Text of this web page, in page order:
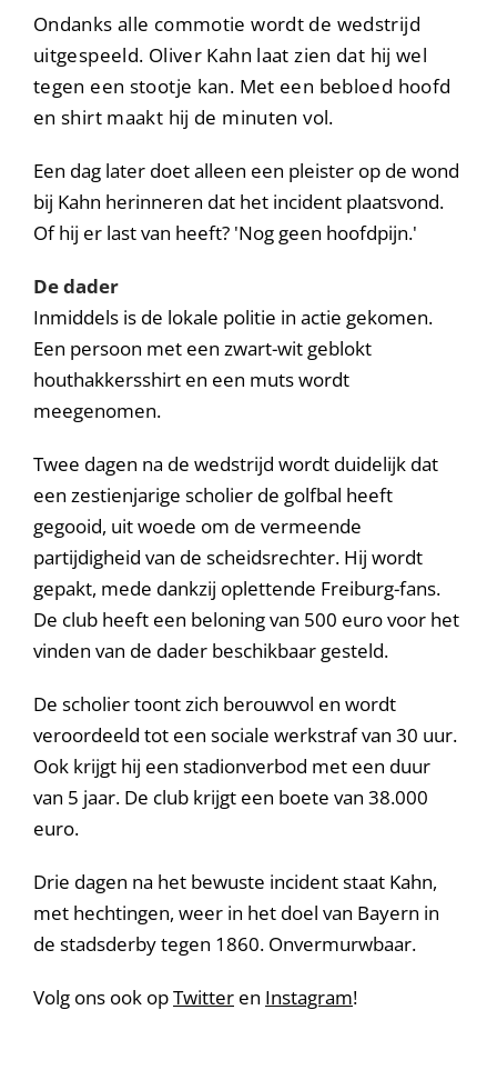
Ondanks alle commotie wordt de wedstrijd
uitgespeeld. Oliver Kahn laat zien dat hij wel
tegen een stootje kan. Met een bebloed hoofd
en shirt maakt hij de minuten vol.
Een dag later doet alleen een pleister op de wond
bij Kahn herinneren dat het incident plaatsvond.
Of hij er last van heeft? 'Nog geen hoofdpijn.'
De dader
Inmiddels is de lokale politie in actie gekomen.
Een persoon met een zwart-wit geblokt
houthakkersshirt en een muts wordt
meegenomen.
Twee dagen na de wedstrijd wordt duidelijk dat
een zestienjarige scholier de golfbal heeft
gegooid, uit woede om de vermeende
partijdigheid van de scheidsrechter. Hij wordt
gepakt, mede dankzij oplettende Freiburg-fans.
De club heeft een beloning van 500 euro voor het
vinden van de dader beschikbaar gesteld.
De scholier toont zich berouwvol en wordt
veroordeeld tot een sociale werkstraf van 30 uur.
Ook krijgt hij een stadionverbod met een duur
van 5 jaar. De club krijgt een boete van 38.000
euro.
Drie dagen na het bewuste incident staat Kahn,
met hechtingen, weer in het doel van Bayern in
de stadsderby tegen 1860. Onvermurwbaar.
Volg ons ook opTwitter en Instagram!